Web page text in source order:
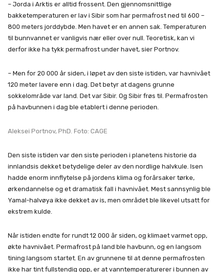
– Jorda i Arktis er alltid frossent. Den gjennomsnittlige
bakketemperaturen er lav i Sibir som har permafrost ned til 600 –
800 meters jorddybde. Men havet er en annen sak. Temperaturen
til bunnvannet er vanligvis nær eller over null. Teoretisk, kan vi
derfor ikke ha tykk permafrost under havet, sier Portnov.
– Men for 20 000 år siden, i løpet av den siste istiden, var havnivået
120 meter lavere enn i dag. Det betyr at dagens grunne
sokkelområde var land. Det var Sibir. Og Sibir frøs til. Permafrosten
på havbunnen i dag ble etablert i denne perioden.
Aleksei Portnov, PhD. Foto: CAGE
Den siste istiden var den siste perioden i planetens historie da
innlandsis dekket betydelige deler av den nordlige halvkule. Isen
hadde enorm innflytelse på jordens klima og forårsaker tørke,
ørkendannelse og et dramatisk fall i havnivået. Mest sannsynlig ble
Yamal-halvøya ikke dekket av is, men området ble likevel utsatt for
ekstrem kulde.
Når istiden endte for rundt 12 000 år siden, og klimaet varmet opp,
økte havnivået. Permafrost på land ble havbunn, og en langsom
tining langsom startet. En av grunnene til at denne permafrosten
ikke har tint fullstendig opp, er at vanntemperaturerer i bunnen av